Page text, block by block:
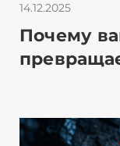
14.12.2025
Почему